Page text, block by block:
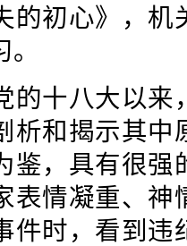
的初心》，机
十八大以来
析和揭示其中
鉴，具有很强
表情凝重、神
件时，看到违